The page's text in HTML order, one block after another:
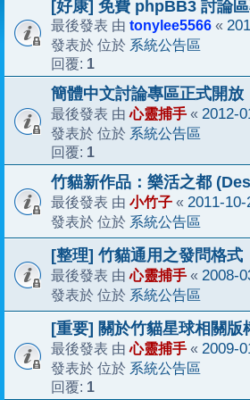
[好康] 免費 phpBB3 討論
最後發表 由 tonylee5566 «
發表於 位於 系統公告區
回覆: 1
簡體中文討論專區正式開放
最後發表 由心靈捕手 « 2012-
發表於 位於 系統公告區
回覆: 1
竹貓新作品：樂活之都
最後發表 由 小竹子 « 2011-
發表於 位於 系統公告區
[整理] 竹貓通用之發問格式
最後發表 由心靈捕手 « 2008-
發表於 位於 系統公告區
[重要] 關於竹貓星球相關版
最後發表 由心靈捕手 « 2009-
發表於 位於 系統公告區
回覆: 1